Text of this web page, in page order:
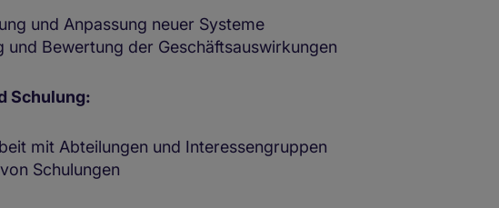
und Anpassung neuer Systeme
und Bewertung der Geschäftsauswirkungen
Schulung:
mit Abteilungen und Interessengruppen
Schulungen